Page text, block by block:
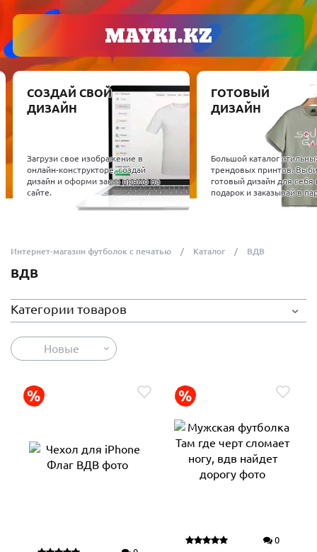
СОЗДАЙ СВОЙ
ДИЗАЙН
Загрузи свое изображение в
онлайн-конструкторе, создай
дизайн и оформи заказ прямо на
сайте.
ГОТОВЫЙ
ДИЗАЙН
Большой каталог
трендовых принтов.
готовый дизайн для себя
подарок и заказывай в
Интернет-магазин футболок с печатью Каталог ВДВ
ВДВ
Категории товаров
Новые
0